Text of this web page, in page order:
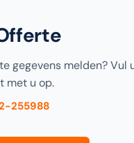
gegevens melden? Vul
met u op.
255988